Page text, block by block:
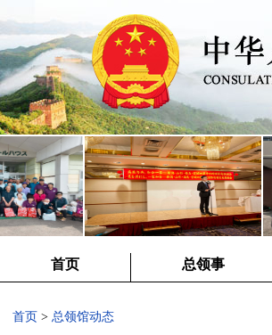
首页 总领事
首页 > 总领馆动态